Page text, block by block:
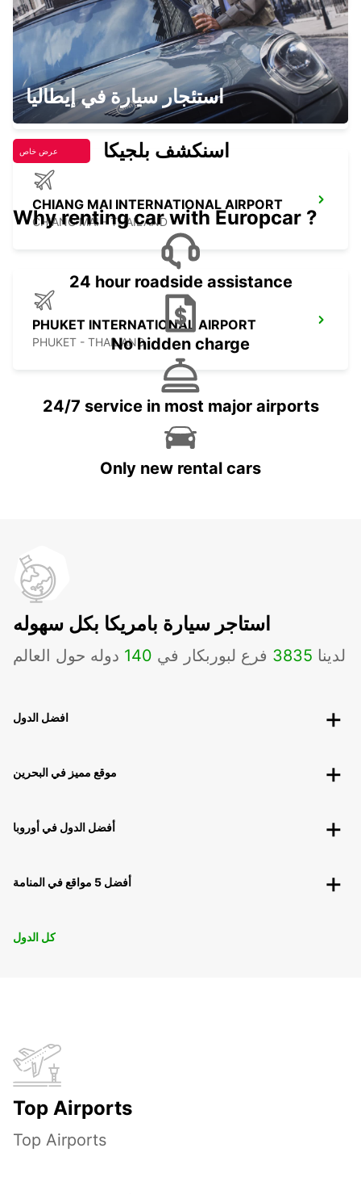
KRABI INTERNATIONAL AIRPORT
KRABI - THAILAND
CHIANG MAI INTERNATIONAL AIRPORT
CHIANG MAI - THAILAND
PHUKET INTERNATIONAL AIRPORT
PHUKET - THAILAND
استئجار سيارة في إيطاليا
عرض خاص اسنكشف بلجيكا
Why renting car with Europcar ?
24 hour roadside assistance
No hidden charge
24/7 service in most major airports
Only new rental cars
استاجر سيارة بامريكا بكل سهوله
لدينا 3835 فرع لبوربكار في 140 دوله حول العالم
افضل الدول
موقع مميز في البحرين
أفضل الدول في أوروبا
أفضل 5 مواقع في المنامة
كل الدول
Top Airports
Top Airports